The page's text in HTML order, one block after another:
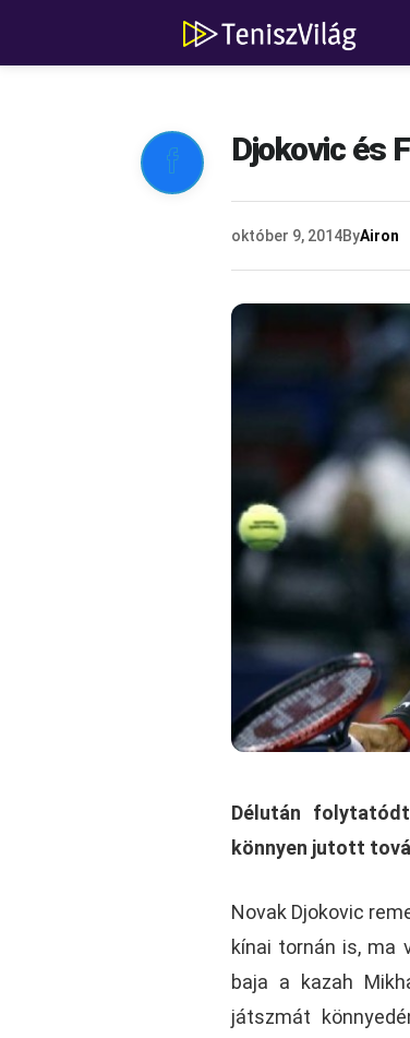
 Djokovic és
október 9, 2014ByAiron
Délután
könnyen jutott
Novak Djokovic
kínai tornán is, ma
baja a kazah
játszmát